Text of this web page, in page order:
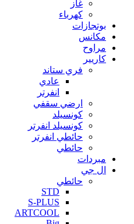
غاز
كهرباء
بوتجازات
مكانس
مراوح
كاريير
فري ستاند
عادي
انفرتر
ارضي سقفي
كونسيلد
كونسيلد انفرتر
حائطي انفرتر
حائطي
مبردات
ال جي
حائطي
STD
S-PLUS
ARTCOOL